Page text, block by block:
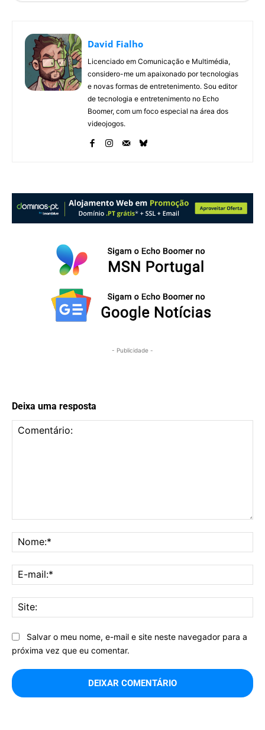
David Fialho
Licenciado em Comunicação e Multimédia,
considero-me um apaixonado por tecnologias
e novas formas de entretenimento. Sou editor
de tecnologia e entretenimento no Echo
Boomer, com um foco especial na área dos
videojogos.
- Publicidade -
Deixa uma resposta
Salvar o meu nome, e-mail e site neste navegador para a
próxima vez que eu comentar.